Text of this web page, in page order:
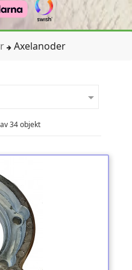
Axelanoder

34 objekt